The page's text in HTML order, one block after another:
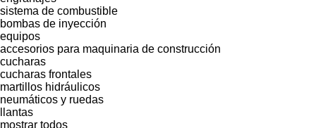
sistema de combustible
bombas de inyección
equipos
accesorios para maquinaria de construcción
cucharas
cucharas frontales
martillos hidráulicos
neumáticos y ruedas
llantas
mostrar todos